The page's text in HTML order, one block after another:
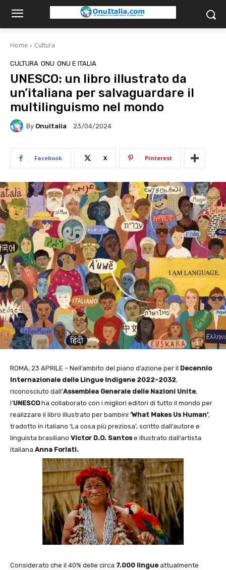
Home Cultura
CULTURA ONU ONU E ITALIA
UNESCO: un libro illustrato da
un’italiana per salvaguardare il
multilinguismo nel mondo
By OnuItalia 23/04/2024
Facebook X Pinterest
ROMA, 23 APRILE – Nell’ambito del piano d’azione per il Decennio
Internazionale delle Lingue Indigene 2022-2032,
riconosciuto dall’Assemblea Generale delle Nazioni Unite,
l’UNESCOha collaborato con i migliori editori di tutto il mondo per
realizzare il libro illustrato per bambini ‘What Makes Us Human’,
tradotto in italiano ‘La cosa più preziosa’, scritto dall’autore e
linguista brasiliano Victor D.O. Santose illustrato dall’artista
italiana Anna Forlati.
Considerato che il 40% delle circa 7.000 lingue attualmente